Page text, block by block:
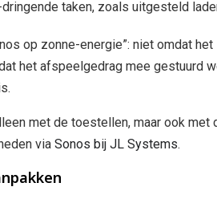
taken, zoals uitgesteld
op zonne-energie”: niet omdat het
het afspeelgedrag mee gestuurd
met de toestellen, maar ook met
via Sonos bij JL Systems.